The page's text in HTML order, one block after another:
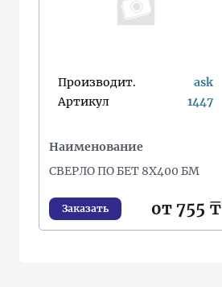
Производит.
ask
Артикул
1447
Наименование
СВЕРЛО ПО БЕТ 8Х400 БМ
Заказать от 755 ₸